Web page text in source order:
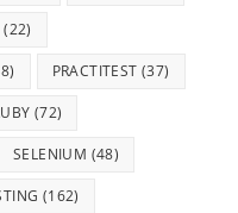
(22)
PRACTITEST (37)
(72)
SELENIUM (48)
(162)